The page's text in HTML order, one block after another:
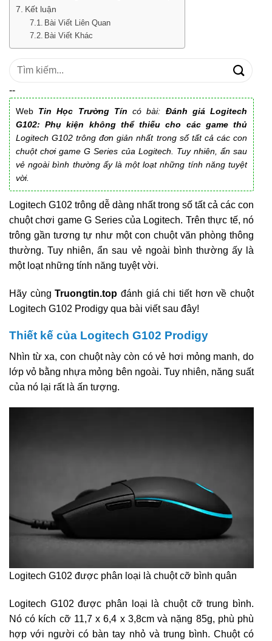
Kết luận
Bài Viết Liên Quan
Bài Viết Khác
Tìm
--
Web Tin Học Trường Tíncó bài: Đánh giá Logitech
G102: Phụ kiện không thể thiếu cho các game thủ
Logitech G102 trông đơn giản nhất trong số tất cả các con
chuột chơi game G Series của Logitech. Tuy nhiên, ẩn sau
vẻ ngoài bình thường ấy là một loạt những tính năng tuyệt
vời.
Logitech G102 trông dễ dàng nhất trong số tất cả các con
chuột chơi game G Series của Logitech. Trên thực tế, nó
trông gần tương tự như một con chuột văn phòng thông
thường. Tuy nhiên, ẩn sau vẻ ngoài bình thường ấy là
một loạt những tính năng tuyệt vời.
Hãy cùngTruongtin.topđánh giá chi tiết hơn về chuột
Logitech G102 Prodigy qua bài viết sau đây!
Thiết kế của Logitech G102 Prodigy
Nhìn từ xa, con chuột này còn có vẻ hơi mỏng manh, do
lớp vỏ bằng nhựa mỏng bên ngoài. Tuy nhiên, năng suất
của nó lại rất là ấn tượng.
Logitech G102 được phân loại là chuột cỡ bình quân
Logitech G102 được phân loại là chuột cỡ trung bình.
Nó có kích cỡ 11,7 x 6,4 x 3,8cm và nặng 85g, phù phù
hợp với người có bàn tay nhỏ và trung bình. Chuột có